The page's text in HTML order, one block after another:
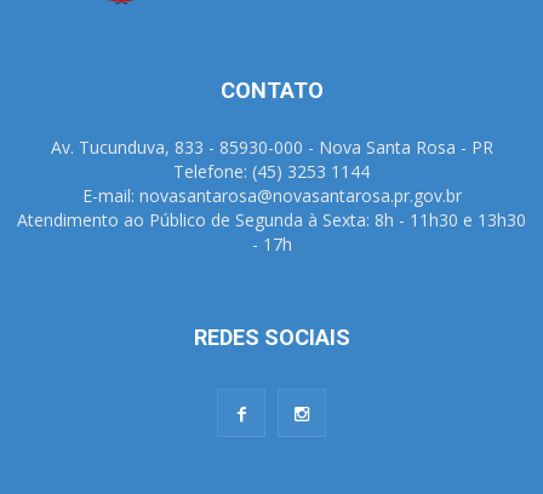
CONTATO
Av. Tucunduva, 833 - 85930-000 - Nova Santa Rosa - PR
Telefone: (45) 3253 1144
E-mail: novasantarosa@novasantarosa.pr.gov.br
Atendimento ao Público de Segunda à Sexta: 8h - 11h30 e 13h30
- 17h
REDES SOCIAIS